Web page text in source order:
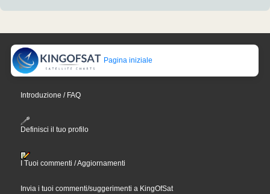
Pagina iniziale
Introduzione / FAQ
Definisci il tuo profilo
I Tuoi commenti / Aggiornamenti
Invia i tuoi commenti/suggerimenti a KingOfSat